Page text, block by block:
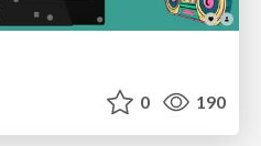
0 190